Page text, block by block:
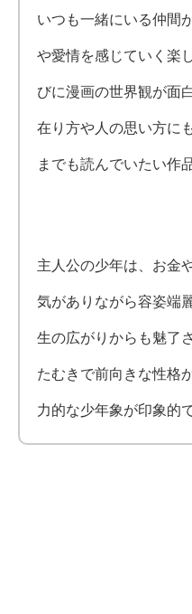
いつも一緒にいる仲間
や愛情を感じていく楽
びに漫画の世界観が面
在り方や人の思い方に
までも読んでいたい作
主人公の少年は、お金
気がありながら容姿端
生の広がりからも魅了
たむきで前向きな性格
力的な少年象が印象的